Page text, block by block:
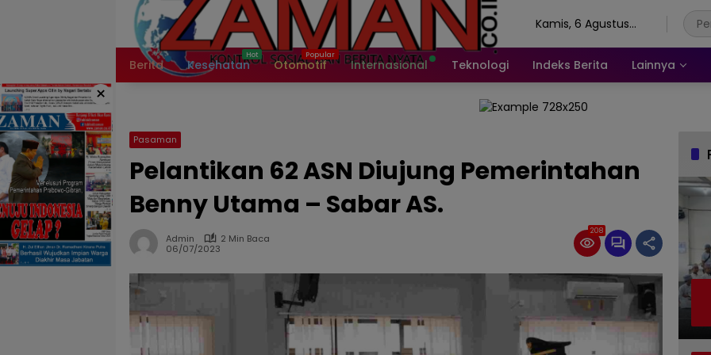
Kamis, 6 Agustus
Berita
Kesehatan Otomotif Internasional Teknologi Indeks Berita Lainnya
×
Pasaman
Pelantikan 62 ASN Diujung Pemerintahan
Benny Utama – Sabar AS.
Admin
2 Min Baca
06/07/2023
208